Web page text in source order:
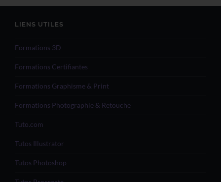
LIENS UTILES
Formations 3D
Formations Certifiantes
Formations Graphisme & Print
Formations Photographie & Retouche
Tuto.com
Tutos Illustrator
Tutos Photoshop